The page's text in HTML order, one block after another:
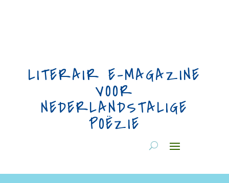
LITERAIR E-MAGAZINE
VOOR
NEDERLANDSTALIGE
POËZIE